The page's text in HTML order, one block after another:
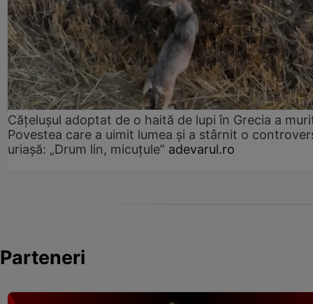
Cățelușul adoptat de o haită de lupi în Grecia a
Povestea care a uimit lumea și a stârnit o
uriașă: „Drum lin, micuțule” adevarul.ro
Parteneri